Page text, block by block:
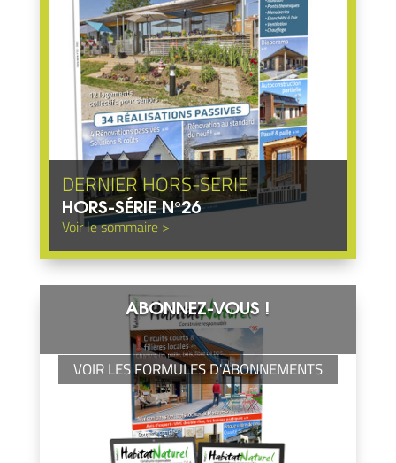
HORS-SÉRIE N°26
ABONNEZ-VOUS !
VOIR LES FORMULES D'ABONNEMENTS